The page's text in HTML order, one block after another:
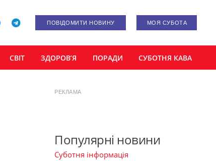
ПОВІДОМИТИ НОВИНУ МОЯ СУБОТА
СВІТ ЗДОРОВ’Я ПОРАДИ СУБОТНЯ КАВА
РЕКЛАМА
Популярні новини
Суботня інформація